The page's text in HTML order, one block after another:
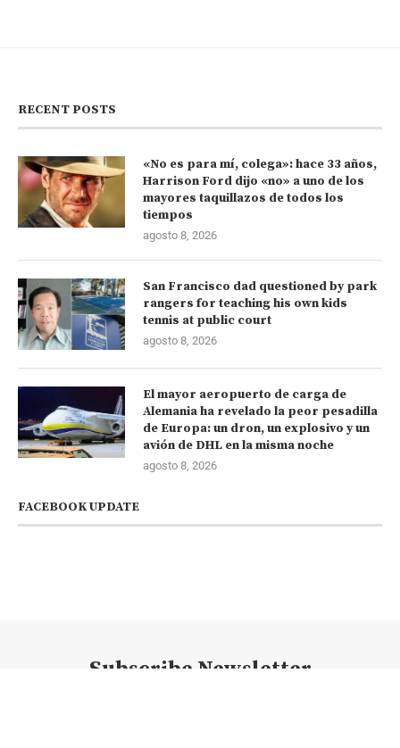
RECENT POSTS
«No es para mí, colega»: hace 33 años,
Harrison Ford dijo «no» a uno de los
mayores taquillazos de todos los
tiempos
agosto 8, 2026
San Francisco dad questioned by park
rangers for teaching his own kids
tennis at public court
agosto 8, 2026
El mayor aeropuerto de carga de
Alemania ha revelado la peor pesadilla
de Europa: un dron, un explosivo y un
avión de DHL en la misma noche
agosto 8, 2026
FACEBOOK UPDATE
Subscribe Newsletter